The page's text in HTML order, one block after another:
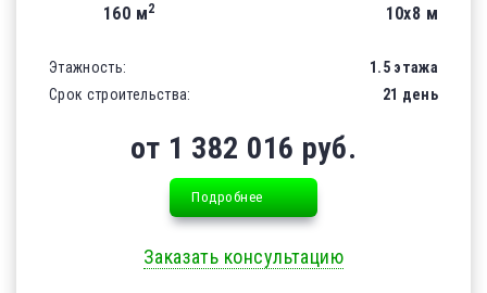
160 м2 10х8 м
Этажность:
1.5 этажа
Срок строительства:
21 день
от 1 382 016 руб.
Подробнее
Заказать консультацию